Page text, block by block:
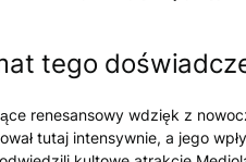
tego
renesansowy wdzięk z
tutaj intensywnie, a jego